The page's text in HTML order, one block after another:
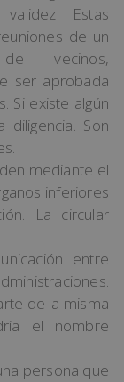
Estas
de un
de vecinos,
ser aprobada
Si existe algún
Son
mediante el
inferiores
La circular
entre
de la misma
el nombre
persona que